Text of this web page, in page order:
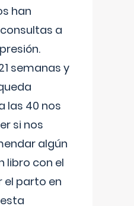
han
a
semanas y
las 40 nos
si nos
algún
libro con el
el parto en